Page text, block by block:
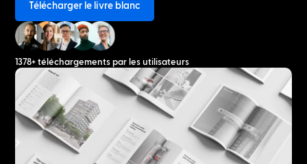
Télécharger le livre blanc
1378+ téléchargements par les utilisateurs